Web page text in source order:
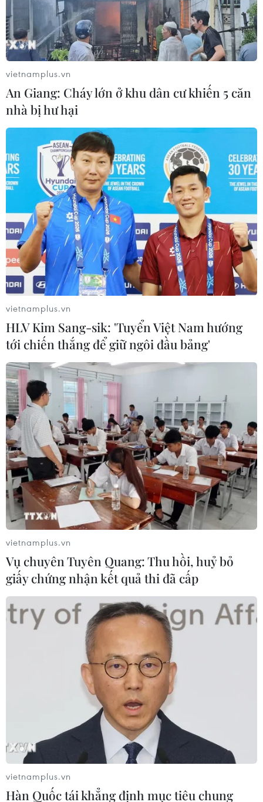
Nhóm lớp mẫu giáo tư thục sẽ được tăng
từ 50 lên 70 trẻ?
28/03/2018 09:07
Theo Dự thảo Thông tư Sửa đổi, bổ sung Quy chế tổ
chức và hoạt động trường mầm non tư thục, số trẻ trong
một nhóm trẻ, lớp mẫu giáo độc lập tư thục có không
quá 70 trẻ.
Nhiều trường mầm non ở Hà Nội đang
trong tình trạng quá tải
17/04/2018 02:43
Theo Giám đốc Sở Giáo dục và Đào tạo thành phố Hà
Nội, địa bàn Thủ đô hiện có 1.084 trường mầm non
nhưng số lượng này vẫn chưa đủ đáp ứng được nhu
cầu gửi trẻ của người dân.
Lắp camera, liệu trẻ mầm non có
vietnamplus.vn
An Giang: Cháy lớn ở khu dân cư khiến 5 căn
nhà bị hư hại
vietnamplus.vn
HLV Kim Sang-sik: 'Tuyển Việt Nam hướng
tới chiến thắng để giữ ngôi đầu bảng'
vietnamplus.vn
Vụ chuyên Tuyên Quang: Thu hồi, huỷ bỏ
giấy chứng nhận kết quả thi đã cấp
vietnamplus.vn
Hàn Quốc tái khẳng định mục tiêu chung